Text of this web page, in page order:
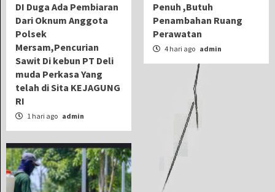
DI Duga Ada Pembiaran
Dari Oknum Anggota
Polsek
Mersam,Pencurian
Sawit Di kebun PT Deli
muda Perkasa Yang
telah di Sita KEJAGUNG
RI
1 hari ago admin
Penuh ,Butuh
Penambahan Ruang
Perawatan
4 hari ago admin